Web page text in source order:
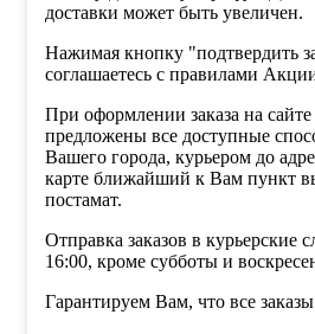
доставки может быть увеличен.
Нажимая кнопку "подтвердить
соглашаетесь с правилами
При оформлении заказа на
предложены все доступные
Вашего города, курьером до
карте ближайший к Вам пункт
постамат.
Отправка заказов в курьерские
16:00, кроме субботы и
Гарантируем Вам, что все